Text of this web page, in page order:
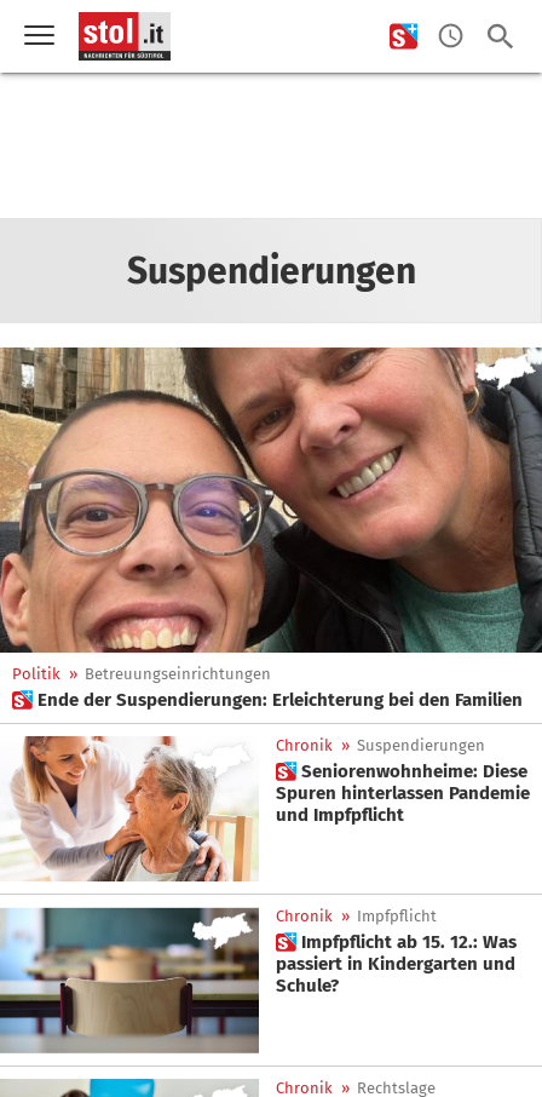
Suspendierungen
Politik » Betreuungseinrichtungen
 Ende der Suspendierungen: Erleichterung bei den Familien
Chronik » Suspendierungen
 Seniorenwohnheime: Diese
Spuren hinterlassen Pandemie
und Impfpflicht
Chronik » Impfpflicht
 Impfpflicht ab 15. 12.: Was
passiert in Kindergarten und
Schule?
Chronik » Rechtslage